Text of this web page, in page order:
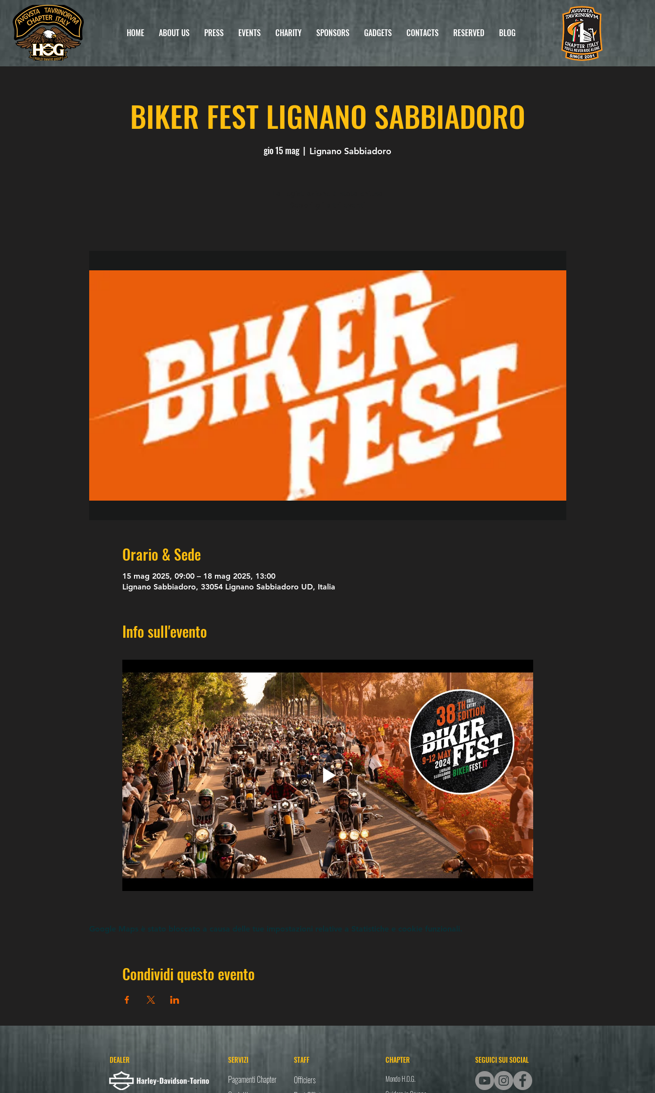
HOME ABOUT US PRESS EVENTS CHARITY SPONSORS GADGETS CONTACTS RESERVED BLOG
BIKER FEST LIGNANO SABBIADORO
gio 15 mag
  |
Lignano Sabbiadoro
Orario & Sede
15 mag 2025, 09:00 – 18 mag 2025, 13:00
Lignano Sabbiadoro, 33054 Lignano Sabbiadoro UD, Italia
Info sull'evento
Google Maps è stato bloccato a causa delle tue impostazioni relative a Statistiche e cookie funzionali.
Condividi questo evento
DEALER SERVIZI STAFF
Pagamenti Chapter
Officiers
CHAPTER
SEGUICI SUI SOCIAL
Mondo H.O.G.